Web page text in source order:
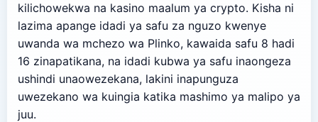
kilichowekwa na kasino maalum ya crypto. Kisha ni
lazima apange idadi ya safu za nguzo kwenye
uwanda wa mchezo wa Plinko, kawaida safu 8 hadi
16 zinapatikana, na idadi kubwa ya safu inaongeza
ushindi unaowezekana, lakini inapunguza
uwezekano wa kuingia katika mashimo ya malipo ya
juu.